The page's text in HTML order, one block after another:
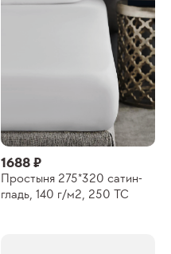
1688 ₽
Простыня 275*320 сатин-
гладь, 140 г/м2, 250 ТС